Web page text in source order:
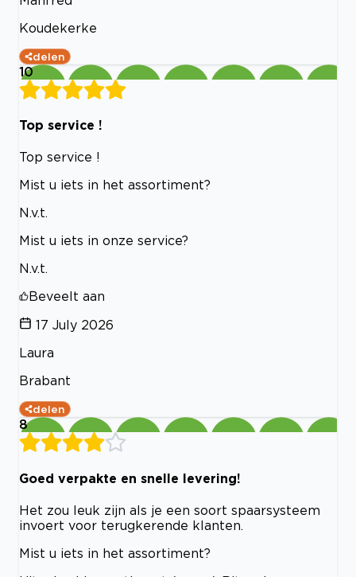
Koudekerke
delen
10
Top service !
Top service !
Mist u iets in het assortiment?
N.v.t.
Mist u iets in onze service?
N.v.t.
Beveelt aan
17 July 2026
Laura
Brabant
delen
8
Goed verpakte en snelle levering!
Het zou leuk zijn als je een soort spaarsysteem
invoert voor terugkerende klanten.
Mist u iets in het assortiment?